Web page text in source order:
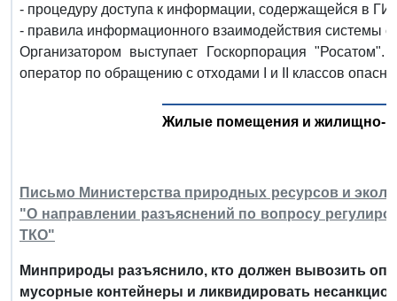
- процедуру доступа к информации, содержащейся в
- правила информационного взаимодействия системы
Организатором выступает Госкорпорация
оператор по обращению с отходами I и II классов
Жилые помещения и жилищно-
Письмо Министерства природных ресурсов и
"О направлении разъяснений по вопросу
ТКО"
Минприроды разъяснило, кто должен вывозить
мусорные контейнеры и ликвидировать